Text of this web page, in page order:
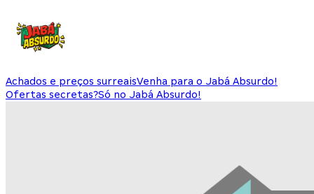
Achados e preços surreaisVenha para o Jabá Absurdo!
Ofertas secretas?Só no Jabá Absurdo!